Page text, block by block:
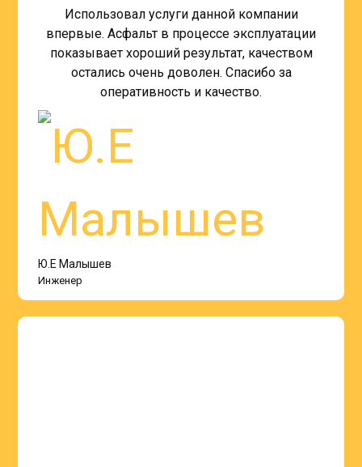
Использовал услуги данной компании
впервые. Асфальт в процессе эксплуатации
показывает хороший результат, качеством
остались очень доволен. Спасибо за
оперативность и качество.
Ю.Е Малышев
Инженер